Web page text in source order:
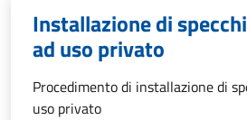
Installazione di
ad uso privato
Procedimento di installazione di
uso privato